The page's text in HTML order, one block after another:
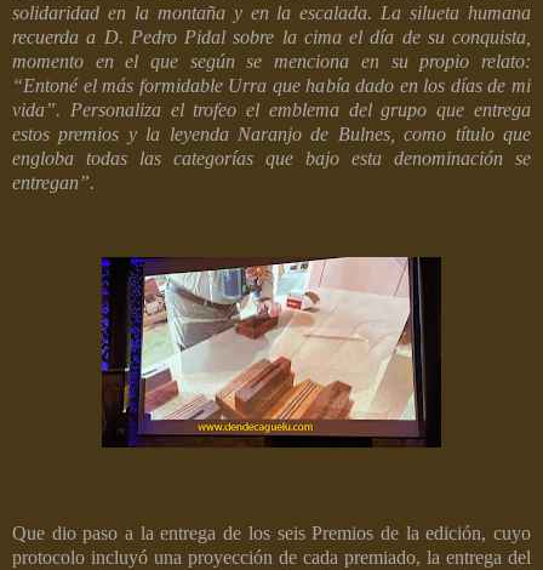
solidaridad en la montaña y en la escalada. La silueta humana
recuerda a D. Pedro Pidal sobre la cima el día de su conquista,
momento en el que según se menciona en su propio relato:
“Entoné el más formidable Urra que había dado en los días de mi
vida”. Personaliza el trofeo el emblema del grupo que entrega
estos premios y la leyenda Naranjo de Bulnes, como título que
engloba todas las categorías que bajo esta denominación se
entregan”.
Que dio paso a la entrega de los seis Premios de la edición, cuyo
protocolo incluyó una proyección de cada premiado, la entrega del